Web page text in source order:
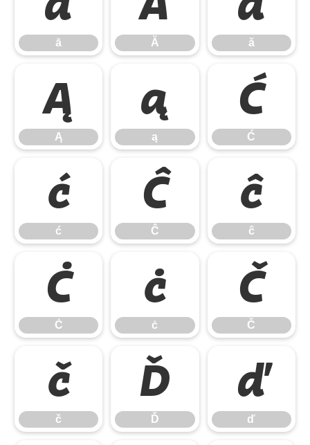
ā Ă ă
Ą
Ą
ą
ą
Ć
Ć
ć
ć
Ĉ
Ĉ
ĉ
ĉ
Ċ
Ċ
ċ
ċ
Č
Č
č
č
Ď
Ď
ď
ď